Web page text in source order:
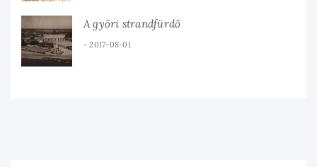
A győri strandfürdő
2017-08-01